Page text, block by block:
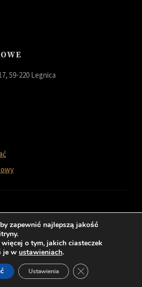
59-220 Legnica
Grille
Polityka Cookies
zapewnić najlepszą jakość
o tym, jakich ciasteczek
je w ustawieniach.
Ustawienia Zamknij panel